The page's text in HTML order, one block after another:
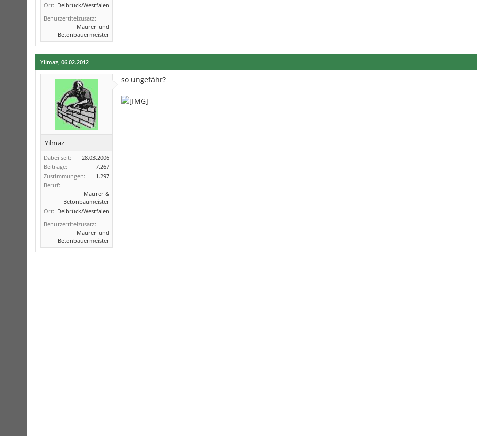
Ort: Delbrück/Westfalen
Benutzertitelzusatz:
Maurer-und
Betonbauermeister
Yilmaz, 06.02.2012
Yilmaz
Dabei seit:
28.03.2006
Beiträge:
7.267
Zustimmungen:
1.297
Beruf:
Maurer &
Betonbaumeister
Ort: Delbrück/Westfalen
Benutzertitelzusatz:
Maurer-und
Betonbauermeister
so ungefähr?